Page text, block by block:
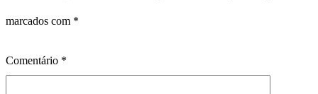
marcados com *
Comentário *